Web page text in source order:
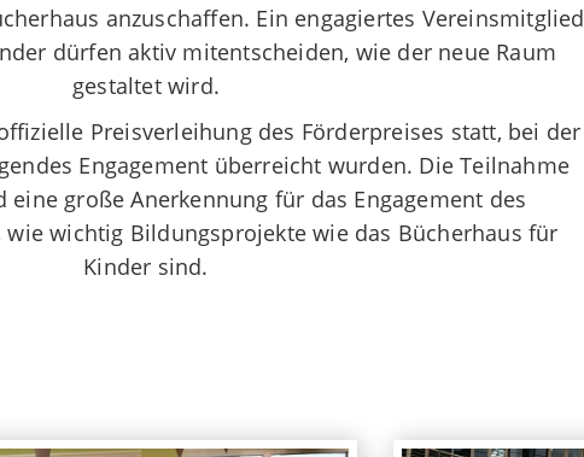
anzuschaffen. Ein engagiertes Vereinsmitglied
dürfen aktiv mitentscheiden, wie der neue Raum
gestaltet wird.
Preisverleihung des Förderpreises statt, bei der
Engagement überreicht wurden. Die Teilnahme
eine große Anerkennung für das Engagement des
wie wichtig Bildungsprojekte wie das Bücherhaus für
Kinder sind.